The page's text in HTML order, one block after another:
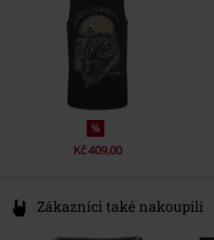
%
Kč 409,00
Zákazníci také nakoupili